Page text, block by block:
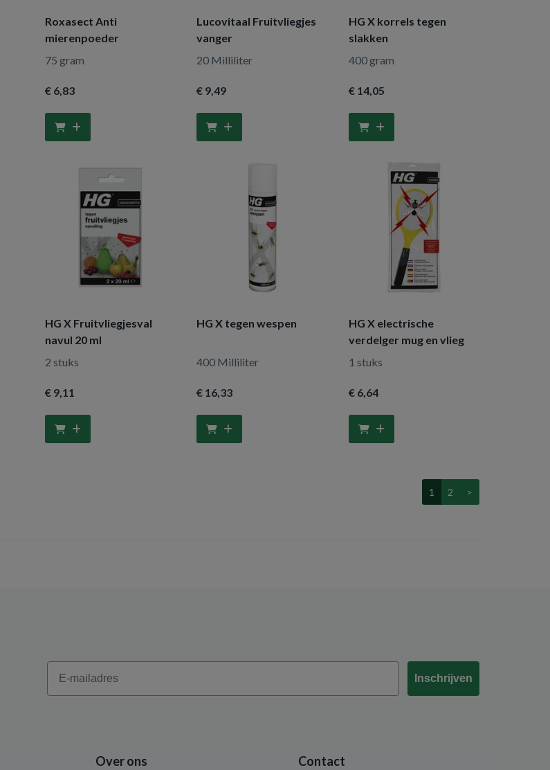
Roxasect Anti
mierenpoeder
75 gram
€ 6,83
Lucovitaal Fruitvliegjes
vanger
20 Milliliter
€ 9,49
HG X korrels tegen
slakken
400 gram
€ 14,05
HG X Fruitvliegjesval
navul 20 ml
2 stuks
€ 9,11
HG X tegen wespen
400 Milliliter
€ 16,33
HG X electrische
verdelger mug en vlieg
1 stuks
€ 6,64
1 2 >
Email
Inschrijven
Over ons Contact